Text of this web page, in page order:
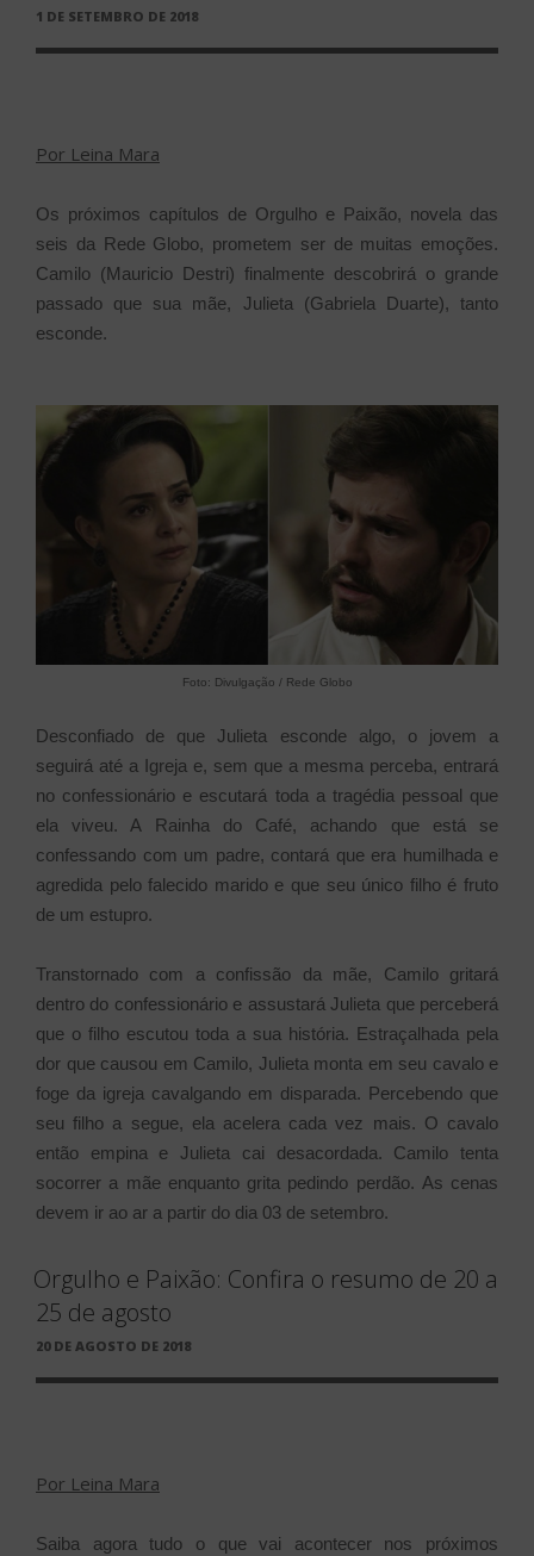
PUBLICADO
1 DE SETEMBRO DE 2018
Por Leina Mara
Os próximos capítulos de Orgulho e Paixão, novela das
seis da Rede Globo, prometem ser de muitas emoções.
Camilo (Mauricio Destri) finalmente descobrirá o grande
passado que sua mãe, Julieta (Gabriela Duarte), tanto
esconde.
Foto: Divulgação / Rede Globo
Desconfiado de que Julieta esconde algo, o jovem a
seguirá até a Igreja e, sem que a mesma perceba, entrará
no confessionário e escutará toda a tragédia pessoal que
ela viveu. A Rainha do Café, achando que está se
confessando com um padre, contará que era humilhada e
agredida pelo falecido marido e que seu único filho é fruto
de um estupro.
Transtornado com a confissão da mãe, Camilo gritará
dentro do confessionário e assustará Julieta que perceberá
que o filho escutou toda a sua história. Estraçalhada pela
dor que causou em Camilo, Julieta monta em seu cavalo e
foge da igreja cavalgando em disparada. Percebendo que
seu filho a segue, ela acelera cada vez mais. O cavalo
então empina e Julieta cai desacordada. Camilo tenta
socorrer a mãe enquanto grita pedindo perdão. As cenas
devem ir ao ar a partir do dia 03 de setembro.
Orgulho e Paixão: Confira o resumo de 20 a
25 de agosto
PUBLICADO
20 DE AGOSTO DE 2018
Por Leina Mara
Saiba agora tudo o que vai acontecer nos próximos